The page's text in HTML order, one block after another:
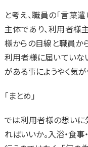
と考え、職員の「言葉
主体であり、利用者様
様からの目線と職員か
利用者様に届いていな
がある事にようやく気が
「まとめ」
では利用者様の想いに
ればいいか。入浴・食